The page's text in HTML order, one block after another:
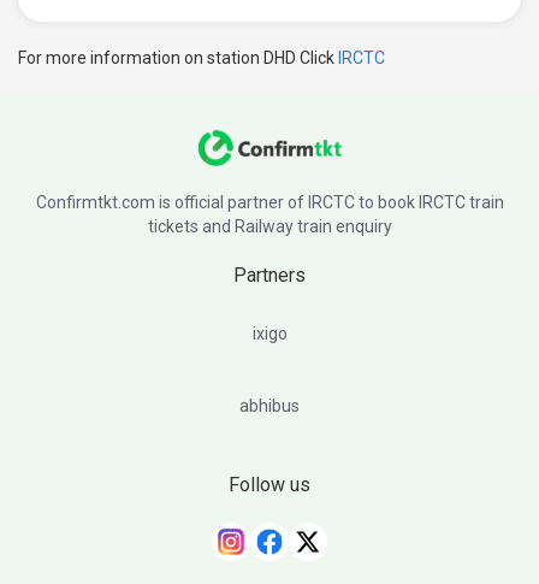
For more information on station DHD Click IRCTC
Confirmtkt.com is official partner of IRCTC to book IRCTC train
tickets and Railway train enquiry
Partners
ixigo
abhibus
Follow us